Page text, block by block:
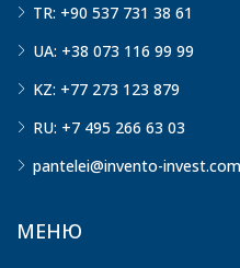
TR: +90 537 731 38 61
UA: +38 073 116 99 99
KZ: +77 273 123 879
RU: +7 495 266 63 03
pantelei@invento-invest.com
МЕНЮ